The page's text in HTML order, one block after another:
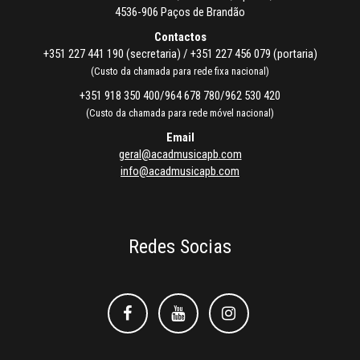
4536-906 Paços de Brandão
Contactos
+351 227 441 190 (secretaria) / +351 227 456 079 (portaria)
(Custo da chamada para rede fixa nacional)
+351 918 350 400/964 678 780/962 530 420
(Custo da chamada para rede móvel nacional)
Email
geral@acadmusicapb.com
info@acadmusicapb.com
Redes Socias
FacebookFacebookInstagram